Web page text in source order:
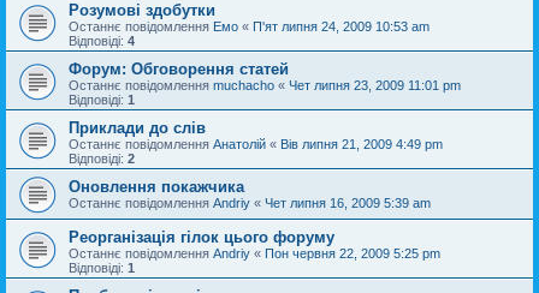
Розумові здобутки
Останнє повідомлення Емо « П'ят липня 24, 2009 10:53 am
Відповіді: 4
Форум: Обговорення статей
Останнє повідомлення muchacho « Чет липня 23, 2009 11:01 pm
Відповіді: 1
Приклади до слів
Останнє повідомлення Анатолій « Вів липня 21, 2009 4:49 pm
Відповіді: 2
Оновлення покажчика
Останнє повідомлення Andriy « Чет липня 16, 2009 5:39 am
Реорганізація гілок цього форуму
Останнє повідомлення Andriy « Пон червня 22, 2009 5:25 pm
Відповіді: 1